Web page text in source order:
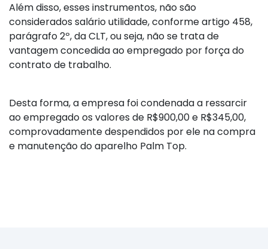
Além disso, esses instrumentos, não são
considerados salário utilidade, conforme artigo 458,
parágrafo 2º, da CLT, ou seja, não se trata de
vantagem concedida ao empregado por força do
contrato de trabalho.
Desta forma, a empresa foi condenada a ressarcir
ao empregado os valores de R$900,00 e R$345,00,
comprovadamente despendidos por ele na compra
e manutenção do aparelho Palm Top.